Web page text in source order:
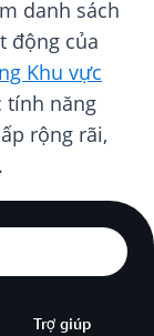
danh sách
động của
Khu vực
tính năng
rộng rãi,
.
Trợ giúp